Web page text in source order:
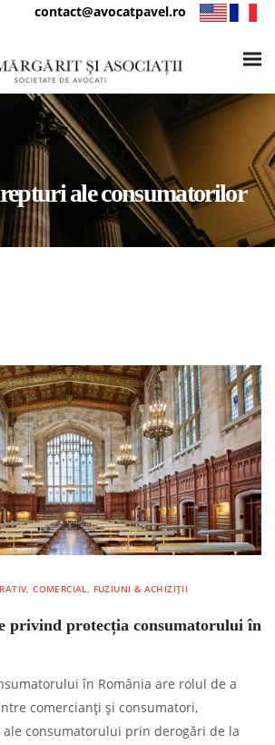
contact@avocatpavel.ro
ale consumatorilor
COMERCIAL, FUZIUNI & ACHIZIȚII
privind protecția consumatorului în
în România are rolul de a
comercianți și consumatori,
consumatorului prin derogări de la